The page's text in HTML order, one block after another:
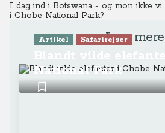
I dag ind i Botswana - og mon ikke
i Chobe National Park?
Læs mere
Artikel Safarirejser
National Park